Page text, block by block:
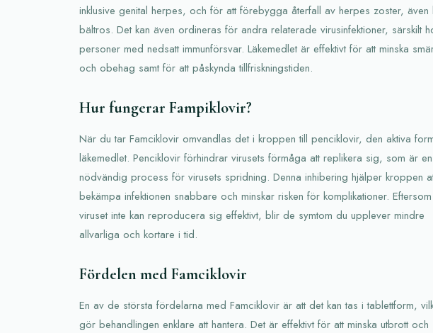
inklusive genital herpes, och för att förebygga återfall av herpes zoster, även
bältros. Det kan även ordineras för andra relaterade virusinfektioner, särskilt
personer med nedsatt immunförsvar. Läkemedlet är effektivt för att minska
och obehag samt för att påskynda tillfriskningstiden.
Hur fungerar Fampiklovir?
När du tar Famciklovir omvandlas det i kroppen till penciklovir, den aktiva
läkemedlet. Penciklovir förhindrar virusets förmåga att replikera sig, som är en
nödvändig process för virusets spridning. Denna inhibering hjälper kroppen
bekämpa infektionen snabbare och minskar risken för komplikationer. Eftersom
viruset inte kan reproducera sig effektivt, blir de symtom du upplever mindre
allvarliga och kortare i tid.
Fördelen med Famciklovir
En av de största fördelarna med Famciklovir är att det kan tas i tablettform,
gör behandlingen enklare att hantera. Det är effektivt för att minska utbrott och